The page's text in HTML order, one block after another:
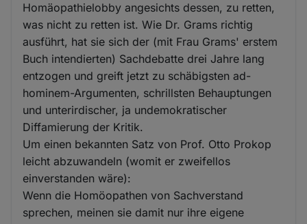
Homäopathielobby angesichts dessen, zu retten,
was nicht zu retten ist. Wie Dr. Grams richtig
ausführt, hat sie sich der (mit Frau Grams' erstem
Buch intendierten) Sachdebatte drei Jahre lang
entzogen und greift jetzt zu schäbigsten ad-
hominem-Argumenten, schrillsten Behauptungen
und unterirdischer, ja undemokratischer
Diffamierung der Kritik.
Um einen bekannten Satz von Prof. Otto Prokop
leicht abzuwandeln (womit er zweifellos
einverstanden wäre):
Wenn die Homöopathen von Sachverstand
sprechen, meinen sie damit nur ihre eigene